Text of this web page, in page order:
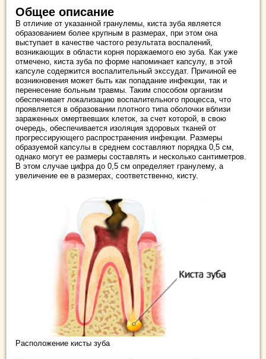
Общее описание
В отличие от указанной гранулемы, киста зуба является
образованием более крупным в размерах, при этом она
выступает в качестве частого результата воспалений,
возникающих в области корня поражаемого ею зуба. Как уже
отмечено, киста зуба по форме напоминает капсулу, в этой
капсуле содержится воспалительный экссудат. Причиной ее
возникновения может быть как попадание инфекции, так и
перенесение больным травмы. Таким способом организм
обеспечивает локализацию воспалительного процесса, что
проявляется в образовании плотного типа оболочки вблизи
зараженных омертвевших клеток, за счет которой, в свою
очередь, обеспечивается изоляция здоровых тканей от
прогрессирующего распространения инфекции. Размеры
образуемой капсулы в среднем составляют порядка 0,5 см,
однако могут ее размеры составлять и несколько сантиметров.
В этом случае цифра до 0,5 см определяет гранулему, а
увеличение ее в размерах, соответственно, кисту.
Расположение кисты зуба